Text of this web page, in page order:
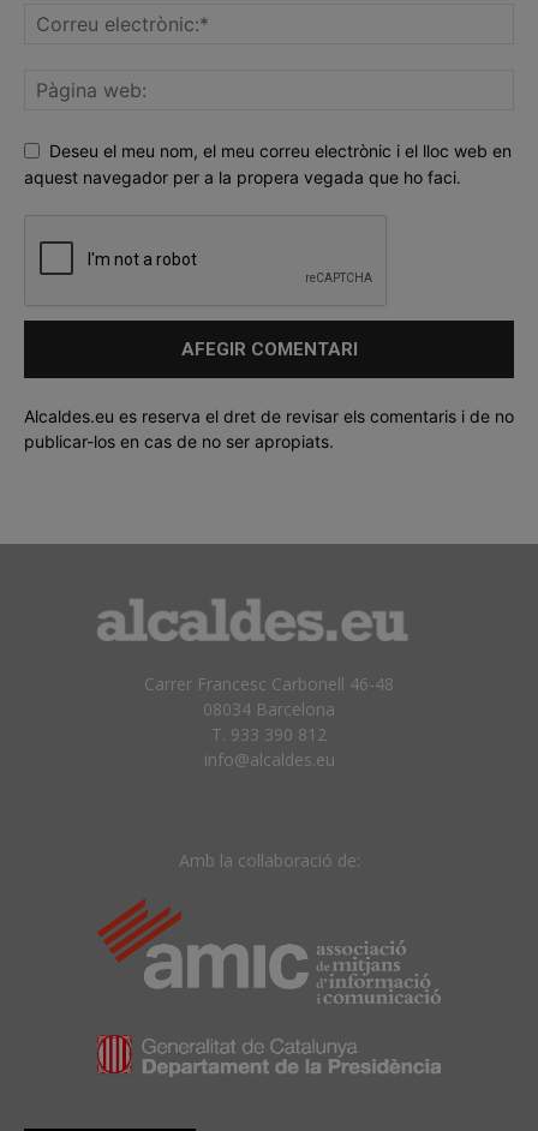
Deseu el meu nom, el meu correu electrònic i el lloc web en
aquest navegador per a la propera vegada que ho faci.
Alcaldes.eu es reserva el dret de revisar els comentaris i de no
publicar-los en cas de no ser apropiats.
Carrer Francesc Carbonell 46-48
08034 Barcelona
T. 933 390 812
info@alcaldes.eu
Amb la col·laboració de: